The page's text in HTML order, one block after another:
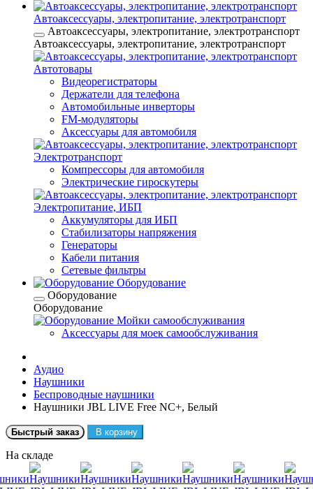
Автоаксессуары, электропитание, электротранспорт
Автоаксессуары, электропитание, электротранспорт
Автоаксессуары, электропитание, электротранспорт
Автотовары
Видеорегистраторы
Держатели для телефона
Автомобильные инверторы
FM-модуляторы
Аксессуары для автомобиля
Электротранспорт
Компрессоры для автомобиля
Электрические гироскутеры
Электропитание, ИБП
Аккумуляторы для ИБП
Стабилизаторы напряжения
Генераторы
Кабели питания
Сетевые фильтры
Оборудование
Оборудование
Оборудование
Мойки самообслуживания
Аксессуары для моек самообслуживания
Аудио
Наушники
Беcпроводные наушники
Наушники JBL LIVE Free NC+, Белый
Быстрый заказ В корзину
На складе